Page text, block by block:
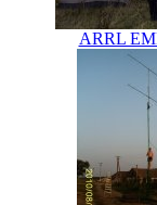
ARRL